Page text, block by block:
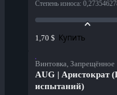
Степень износа:
1,70 $ Купить
Винтовка, Запрещённое
AUG | Аристократ
испытаний)